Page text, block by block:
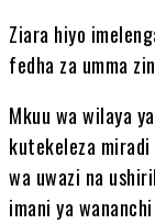
‎Ziara hiyo
fedha za umma
‎Mkuu wa wilaya
kutekeleza miradi
wa uwazi na
imani ya